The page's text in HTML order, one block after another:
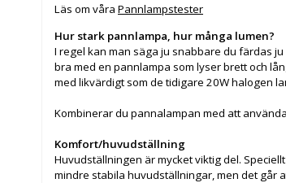
Läs om våra Pannlampstester
Hur stark pannlampa, hur många lumen?
I regel kan man säga ju snabbare du färdas
bra med en pannlampa som lyser brett och
med likvärdigt som de tidigare 20W halogen
Kombinerar du pannalampan med att
Komfort/huvudställning
Huvudställningen är mycket viktig del.
mindre stabila huvudställningar, men det går